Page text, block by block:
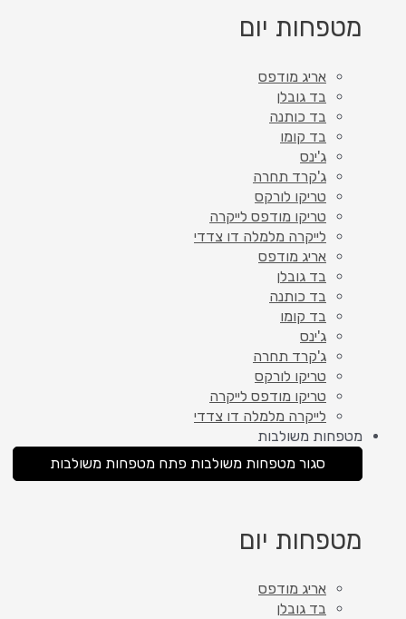
מטפחות יום
אריג מודפס
בד גובלן
בד כותנה
בד קומו
ג'ינס
ג'קרד תחרה
טריקו לורקס
טריקו מודפס לייקרה
לייקרה מלמלה דו צדדי
אריג מודפס
בד גובלן
בד כותנה
בד קומו
ג'ינס
ג'קרד תחרה
טריקו לורקס
טריקו מודפס לייקרה
לייקרה מלמלה דו צדדי
מטפחות משולבות
סגור מטפחות משולבות פתח מטפחות משולבות
מטפחות יום
אריג מודפס
בד גובלן